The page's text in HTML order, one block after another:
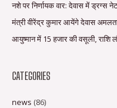
नशे पर निर्णायक वार: देवास में ड्रग्स
मंत्री वीरेंद्र कुमार आयेंगे देवास
आयुष्मान में 15 हजार की वसूली, राशि
CATEGORIES
news (86)